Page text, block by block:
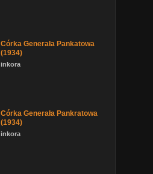
Córka Generała Pankatowa
(1934)
inkora
Córka Generała Pankratowa
(1934)
inkora